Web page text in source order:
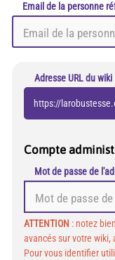
Email de la personne
Adresse URL du wiki
https://
Compte
Mot de passe de
ATTENTION : notez
avancés sur votre wiki,
Pour vous identifier